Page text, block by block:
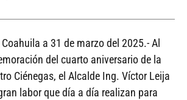
a 31 de marzo del 2025.- Al
del cuarto aniversario de la
Ciénegas, el Alcalde Ing. Víctor Leija
labor que día a día realizan para